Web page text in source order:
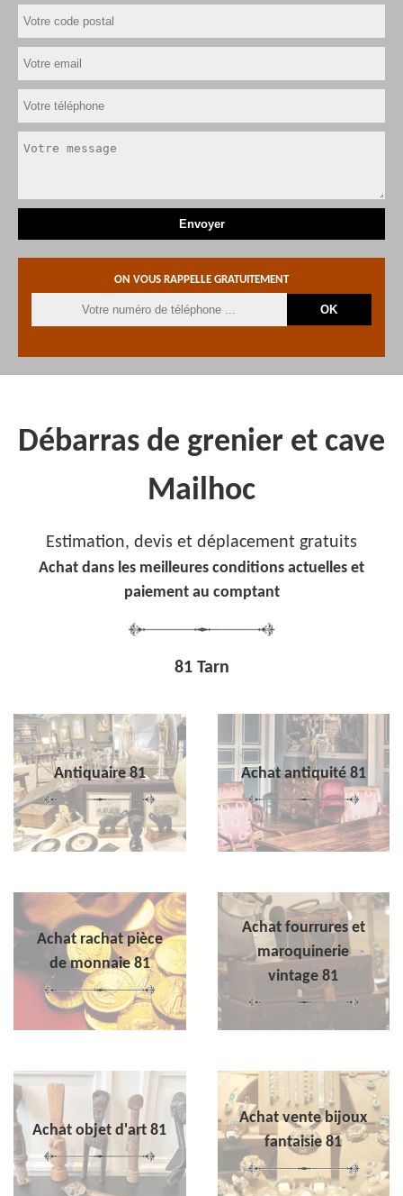
ON VOUS RAPPELLE GRATUITEMENT
Débarras de grenier et cave
Mailhoc
Estimation, devis et déplacement gratuits
Achat dans les meilleures conditions actuelles et
paiement au comptant
81 Tarn
Antiquaire 81 Achat antiquité 81
Achat rachat pièce
de monnaie 81
Achat fourrures et
maroquinerie
vintage 81
Achat objet d'art 81
Achat vente bijoux
fantaisie 81